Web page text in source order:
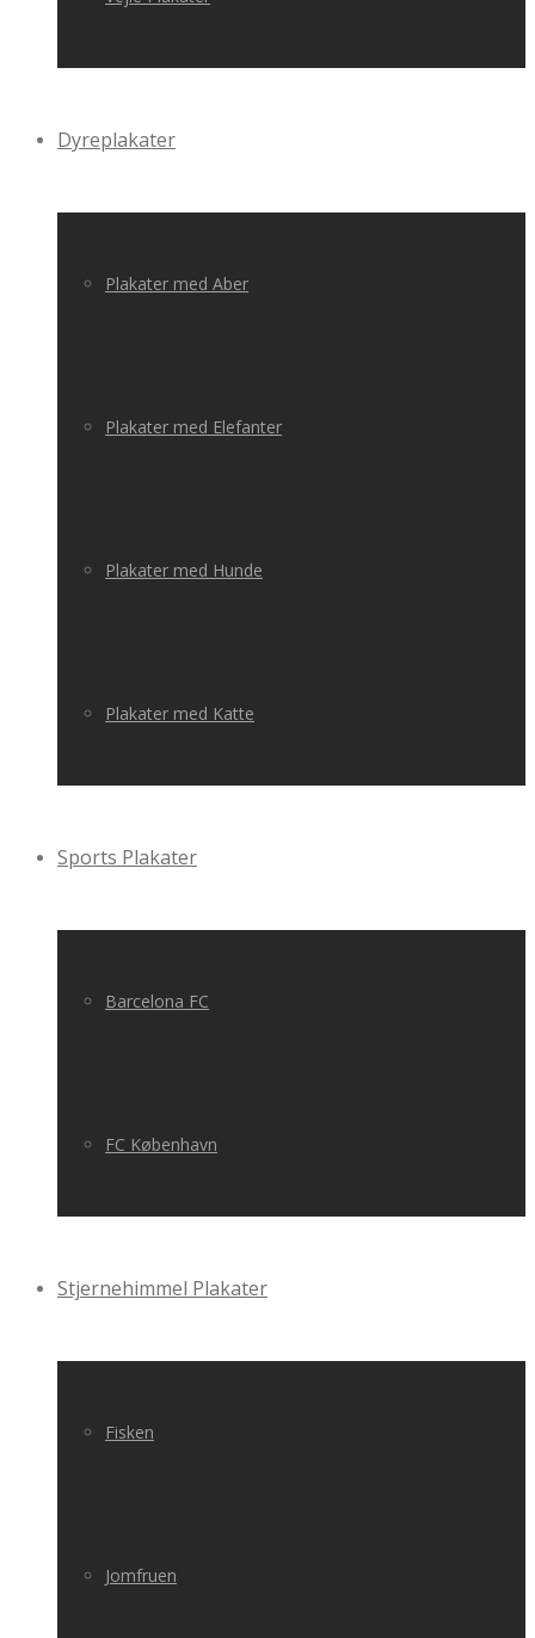
Dyreplakater
Plakater med Aber
Plakater med Elefanter
Plakater med Hunde
Plakater med Katte
Sports Plakater
Barcelona FC
FC København
Stjernehimmel Plakater
Fisken
Jomfruen